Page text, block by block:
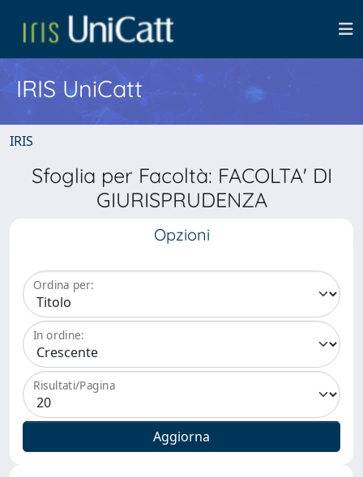
IRIS UniCatt
IRIS
Sfoglia per Facoltà: FACOLTA' DI
GIURISPRUDENZA
Opzioni
Ordina per:
In ordine:
Risultati/Pagina